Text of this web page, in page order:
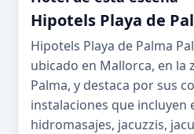
Hipotels Playa de
Hipotels Playa de Palma
ubicado en Mallorca, en la
Palma, y destaca por sus
instalaciones que incluyen
hidromasajes, jacuzzis,